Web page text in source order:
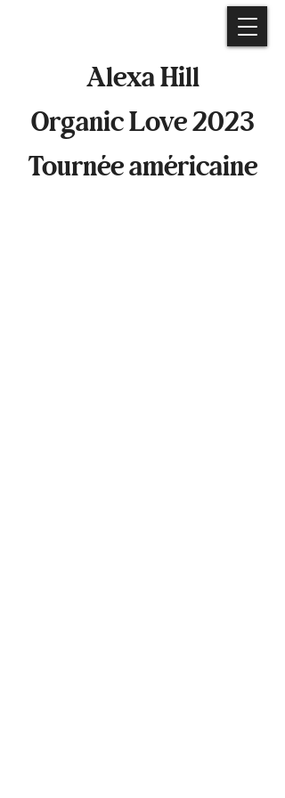
Alexa Hill
Organic Love 2023
Tournée américaine